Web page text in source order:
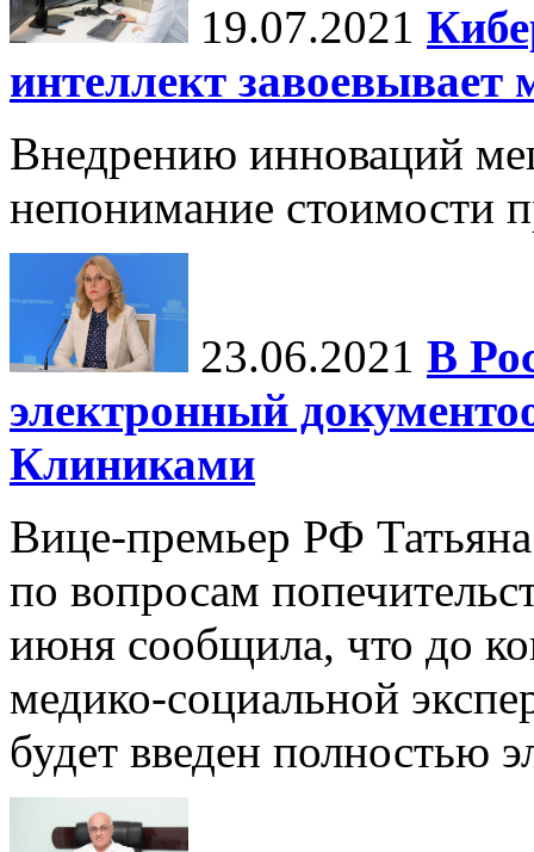
19.07.2021
интеллект завоевывает
Внедрению инноваций
непонимание стоимости
23.06.2021 В
электронный
Клиниками
Вице-премьер РФ Татьяна
по вопросам
июня сообщила, что до
медико-социальной
будет введен полностью